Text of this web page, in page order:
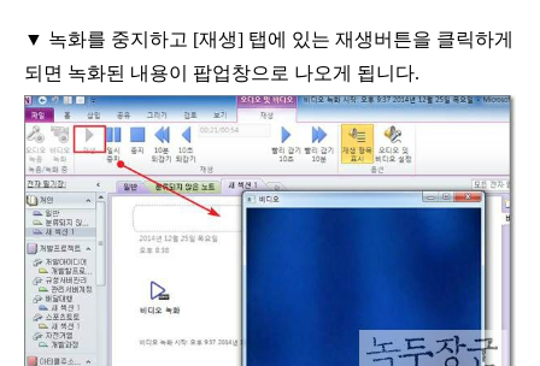
▼ 녹화를 중지하고 [재생] 탭에 있는 재생버튼을 클릭하게
되면 녹화된 내용이 팝업창으로 나오게 됩니다.